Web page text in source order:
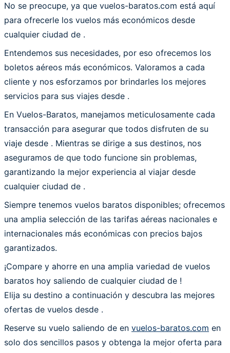
No se preocupe, ya que vuelos-baratos.com está aquí
para ofrecerle los vuelos más económicos desde
cualquier ciudad de .
Entendemos sus necesidades, por eso ofrecemos los
boletos aéreos más económicos. Valoramos a cada
cliente y nos esforzamos por brindarles los mejores
servicios para sus viajes desde .
En Vuelos-Baratos, manejamos meticulosamente cada
transacción para asegurar que todos disfruten de su
viaje desde . Mientras se dirige a sus destinos, nos
aseguramos de que todo funcione sin problemas,
garantizando la mejor experiencia al viajar desde
cualquier ciudad de .
Siempre tenemos vuelos baratos disponibles; ofrecemos
una amplia selección de las tarifas aéreas nacionales e
internacionales más económicas con precios bajos
garantizados.
¡Compare y ahorre en una amplia variedad de vuelos
baratos hoy saliendo de cualquier ciudad de !
Elija su destino a continuación y descubra las mejores
ofertas de vuelos desde .
Reserve su vuelo saliendo de en vuelos-baratos.com en
solo dos sencillos pasos y obtenga la mejor oferta para